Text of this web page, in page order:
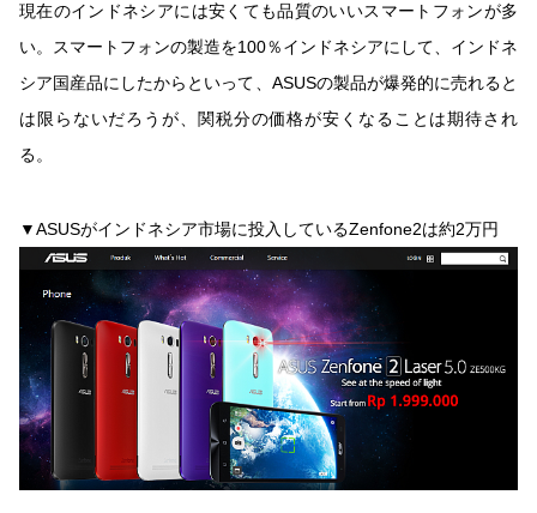
現在のインドネシアには安くても品質のいいスマートフォンが多
い。スマートフォンの製造を100％インドネシアにして、インドネ
シア国産品にしたからといって、ASUSの製品が爆発的に売れると
は限らないだろうが、関税分の価格が安くなることは期待され
る。
▼ASUSがインドネシア市場に投入しているZenfone2は約2万円